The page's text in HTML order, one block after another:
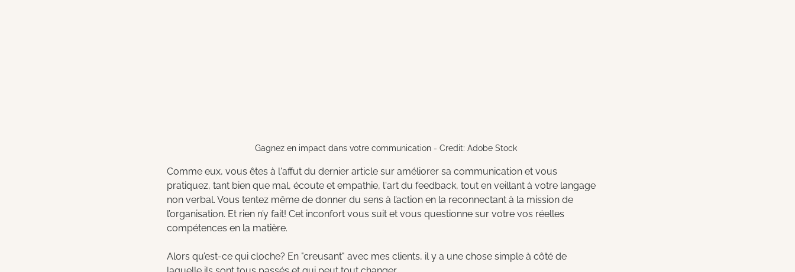
Gagnez en impact dans votre communication - Credit: Adobe Stock
Comme eux, vous êtes à l'affut du dernier article sur améliorer sa communication et vous
pratiquez, tant bien que mal, écoute et empathie, l'art du feedback, tout en veillant à votre langage
non verbal. Vous tentez même de donner du sens à l’action en la reconnectant à la mission de
l’organisation. Et rien n’y fait! Cet inconfort vous suit et vous questionne sur votre vos réelles
compétences en la matière.
Alors qu’est-ce qui cloche? En "creusant" avec mes clients, il y a une chose simple à côté de